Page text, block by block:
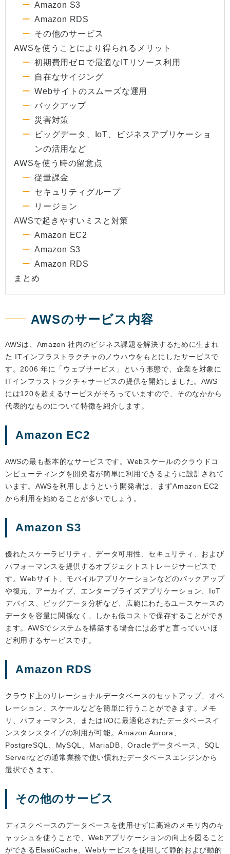
Amazon S3
Amazon RDS
その他のサービス
AWSを使うことにより得られるメリット
初期費用ゼロで最適なITリソース利用
自在なサイジング
Webサイトのスムーズな運用
バックアップ
災害対策
ビッグデータ、IoT、ビジネスアプリケーショ
ンの活用など
AWSを使う時の留意点
従量課金
セキュリティグループ
リージョン
AWSで起きやすいミスと対策
Amazon EC2
Amazon S3
Amazon RDS
まとめ
AWSのサービス内容
AWSは、Amazon 社内のビジネス課題を解決するために生まれ
た ITインフラストラクチャのノウハウをもとにしたサービスで
す。2006 年に「ウェブサービス」という形態で、企業を対象に
ITインフラストラクチャサービスの提供を開始しました。AWS
には120を超えるサービスがそろっていますので、そのなかから
代表的なものについて特徴を紹介します。
Amazon EC2
AWSの最も基本的なサービスです。Webスケールのクラウドコ
ンピューティングを開発者が簡単に利用できるように設計されて
います。AWSを利用しようという開発者は、まずAmazon EC2
から利用を始めることが多いでしょう。
Amazon S3
優れたスケーラビリティ、データ可用性、セキュリティ、および
パフォーマンスを提供するオブジェクトストレージサービスで
す。Webサイト、モバイルアプリケーションなどのバックアップ
や復元、アーカイブ、エンタープライズアプリケーション、IoT
デバイス、ビッグデータ分析など、広範にわたるユースケースの
データを容量に関係なく、しかも低コストで保存することができ
ます。AWSでシステムを構築する場合には必ずと言っていいほ
ど利用するサービスです。
Amazon RDS
クラウド上のリレーショナルデータベースのセットアップ、オペ
レーション、スケールなどを簡単に行うことができます。メモ
リ、パフォーマンス、またはI/Oに最適化されたデータベースイ
ンスタンスタイプの利用が可能。Amazon Aurora、
PostgreSQL、MySQL、MariaDB、Oracleデータベース、SQL
Serverなどの通常業務で使い慣れたデータベースエンジンから
選択できます。
その他のサービス
ディスクベースのデータベースを使用せずに高速のメモリ内のキ
ャッシュを使うことで、Webアプリケーションの向上を図ること
ができるElastiCache、Webサービスを使用して静的および動的